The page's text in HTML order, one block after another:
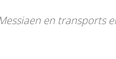
en transports